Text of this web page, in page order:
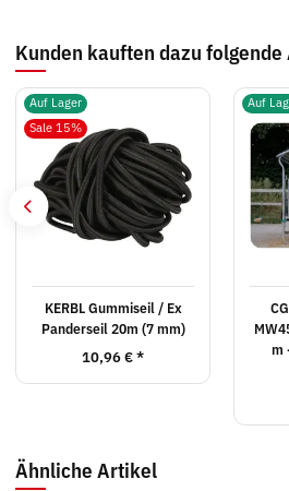
Kunden kauften dazu
Auf Lager
Sale 15%
KERBL Gummiseil / Ex
Panderseil 20m (7 mm)
10,96 €*
Auf
m
Ähnliche Artikel